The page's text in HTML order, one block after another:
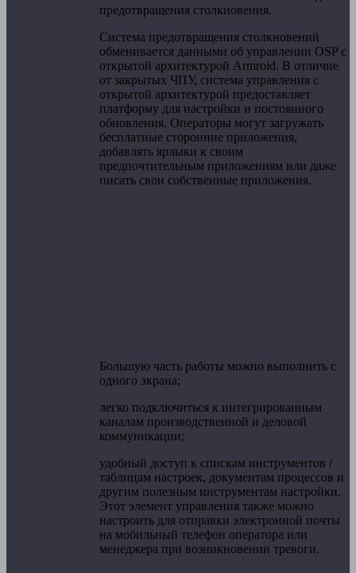
предотвращения столкновения.
Система предотвращения столкновений
обменивается данными об управлении OSP с
открытой архитектурой Armroid. В отличие
от закрытых ЧПУ, система управления с
открытой архитектурой предоставляет
платформу для настройки и постоянного
обновления. Операторы могут загружать
бесплатные сторонние приложения,
добавлять ярлыки к своим
предпочтительным приложениям или даже
писать свои собственные приложения.
Большую часть работы можно выполнить с
одного экрана;
легко подключиться к интегрированным
каналам производственной и деловой
коммуникации;
удобный доступ к спискам инструментов /
таблицам настроек, документам процессов и
другим полезным инструментам настройки.
Этот элемент управления также можно
настроить для отправки электронной почты
на мобильный телефон оператора или
менеджера при возникновении тревоги.